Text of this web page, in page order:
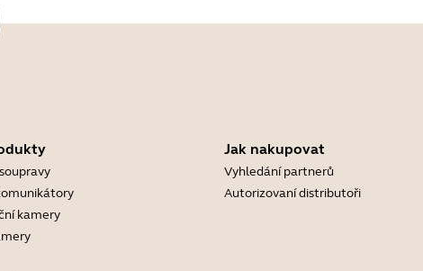
kamery
Jak nakupovat
Vyhledání partnerů
Autorizovaní distributoři